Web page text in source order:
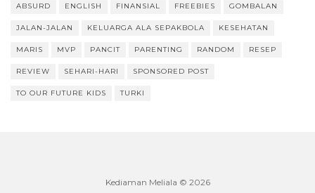
ABSURD ENGLISH FINANSIAL FREEBIES GOMBALAN
JALAN-JALAN KELUARGA ALA SEPAKBOLA KESEHATAN
MARIS MVP PANCIT PARENTING RANDOM RESEP
REVIEW SEHARI-HARI SPONSORED POST
TO OUR FUTURE KIDS TURKI
Kediaman Meliala © 2026